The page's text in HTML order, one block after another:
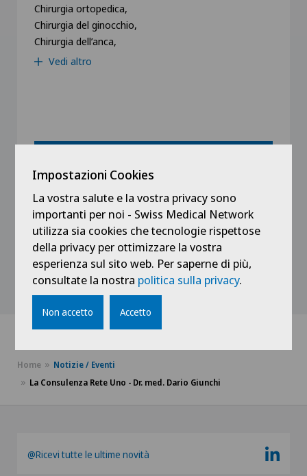
Chirurgia ortopedica,
Chirurgia del ginocchio,
Chirurgia dell’anca,
Vedi altro
Vedi profilo
Mostra tutto
Home
Notizie / Eventi
La Consulenza Rete Uno - Dr. med. Dario Giunchi
@Ricevi tutte le ultime novità
Impostazioni Cookies
La vostra salute e la vostra privacy sono
importanti per noi - Swiss Medical Network
utilizza sia cookies che tecnologie rispettose
della privacy per ottimizzare la vostra
esperienza sul sito web. Per saperne di più,
consultate la nostra politica sulla privacy.
Non accetto Accetto